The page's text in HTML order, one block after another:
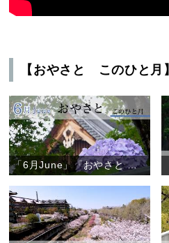
【おやさと このひと月
「6月June」『おやさと このひと月』